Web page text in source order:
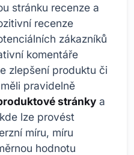
stránku recenze a
recenze
zákazníků
komentáře
zlepšení produktu či
pravidelně
stránky a
lze provést
míru, míru
hodnotu